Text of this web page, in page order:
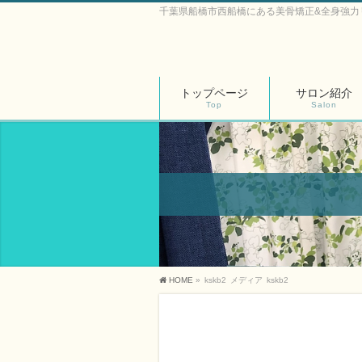
千葉県船橋市西船橋にある美骨矯正&全身強
トップページ
Top
サロン紹介
Salon
HOME » kskb2 メディア kskb2